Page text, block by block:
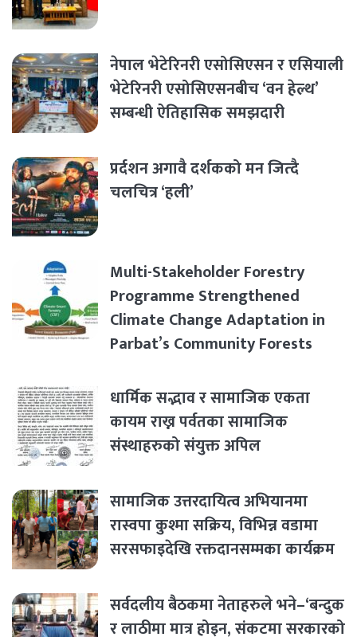
नेपाल भेटेरिनरी एसोसिएसन र एसियाली
भेटेरिनरी एसोसिएसनबीच ‘वन हेल्थ’
सम्बन्धी ऐतिहासिक समझदारी
प्रर्दशन अगावै दर्शकको मन जित्दै
चलचित्र ‘हली’
Multi-Stakeholder Forestry
Programme Strengthened
Climate Change Adaptation in
Parbat’s Community Forests
धार्मिक सद्भाव र सामाजिक एकता
कायम राख्न पर्वतका सामाजिक
संस्थाहरुको संयुक्त अपिल
सामाजिक उत्तरदायित्व अभियानमा
रास्वपा कुश्मा सक्रिय, विभिन्न वडामा
सरसफाइदेखि रक्तदानसम्मका कार्यक्रम
सर्वदलीय बैठकमा नेताहरुले भने–‘बन्दुक
र लाठीमा मात्र होइन, संकटमा सरकारको